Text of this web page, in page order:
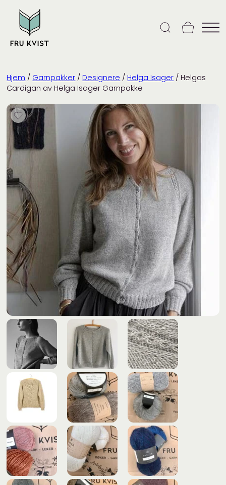
content
Hjem / Garnpakker / Designere / Helga Isager / Helgas
Cardigan av Helga Isager Garnpakke